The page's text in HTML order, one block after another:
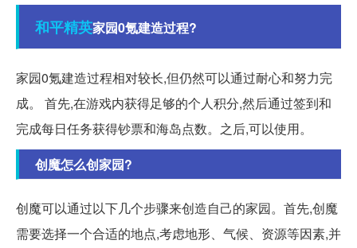
和平精英家园0氪建造过程?
家园0氪建造过程相对较长,但仍然可以通过耐心和努力完
成。 首先,在游戏内获得足够的个人积分,然后通过签到和
完成每日任务获得钞票和海岛点数。之后,可以使用。
创魔怎么创家园?
创魔可以通过以下几个步骤来创造自己的家园。首先,创魔
需要选择一个合适的地点,考虑地形、气候、资源等因素,并